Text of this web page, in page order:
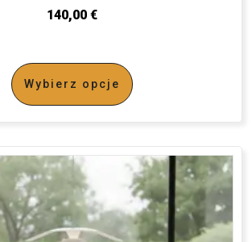
140,00 €
Wybierz opcje